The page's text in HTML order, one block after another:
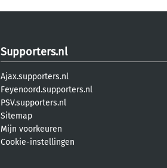
Supporters.nl
Ajax.supporters.nl
Feyenoord.supporters.nl
PSV.supporters.nl
Sitemap
Mijn voorkeuren
Cookie-instellingen